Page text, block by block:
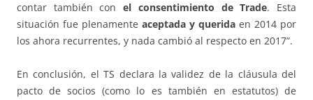
contar también conel consentimiento de Trade. Esta
situación fue plenamente aceptada y querida en 2014 por
los ahora recurrentes, y nada cambió al respecto en 2017”.
En conclusión, el TS declara la validez de la cláusula del
pacto de socios (como lo es también en estatutos) de